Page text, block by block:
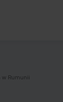
Rumunii